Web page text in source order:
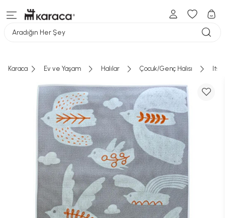
Aradığın Her Şey
Karaca Ev ve Yaşam Halılar Çocuk/Genç Halısı Itsy